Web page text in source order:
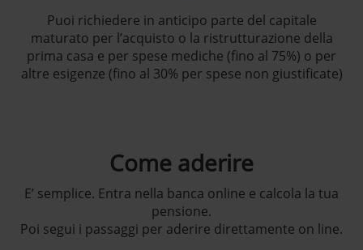
Puoi richiedere in anticipo parte del capitale
maturato per l’acquisto o la ristrutturazione della
prima casa e per spese mediche (fino al 75%) o per
altre esigenze (fino al 30% per spese non giustificate)
Come aderire
E’ semplice. Entra nella banca online e calcola la tua
pensione.
Poi segui i passaggi per aderire direttamente on line.